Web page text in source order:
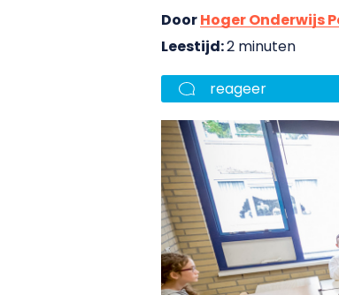
DoorHoger Onderwijs
Leestijd:2 minuten
reageer